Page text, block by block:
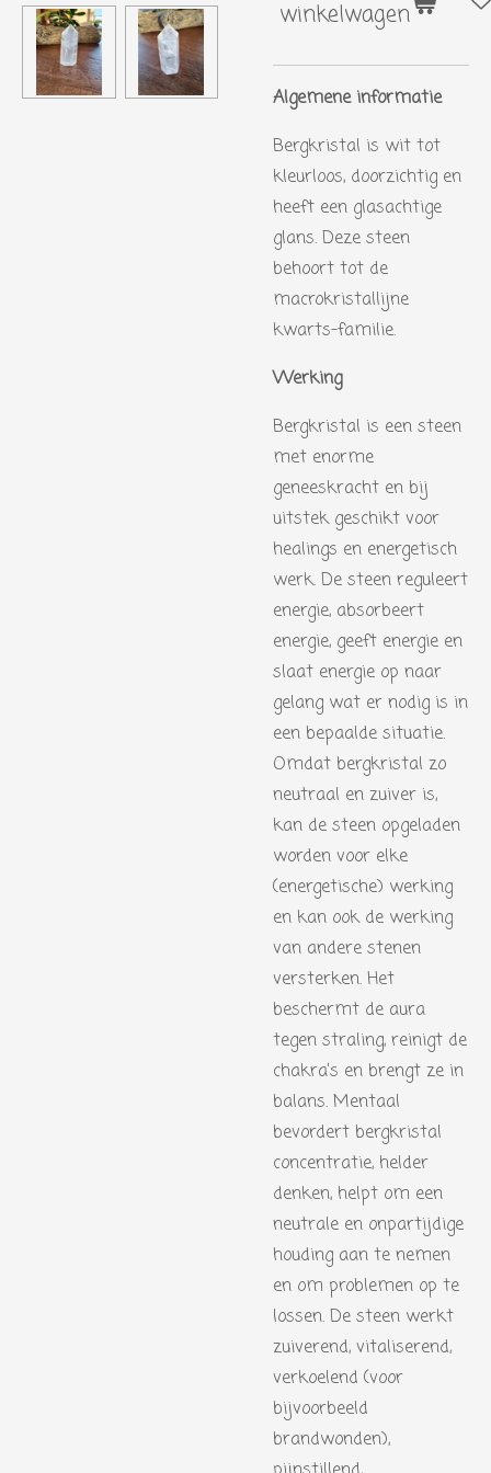
winkelwagen
Algemene informatie
Bergkristal is wit tot
kleurloos, doorzichtig en
heeft een glasachtige
glans. Deze steen
behoort tot de
macrokristallijne
kwarts-familie.
Werking
Bergkristal is een steen
met enorme
geneeskracht en bij
uitstek geschikt voor
healings en energetisch
werk. De steen reguleert
energie, absorbeert
energie, geeft energie en
slaat energie op naar
gelang wat er nodig is in
een bepaalde situatie.
Omdat bergkristal zo
neutraal en zuiver is,
kan de steen opgeladen
worden voor elke
(energetische) werking
en kan ook de werking
van andere stenen
versterken. Het
beschermt de aura
tegen straling, reinigt de
chakra’s en brengt ze in
balans. Mentaal
bevordert bergkristal
concentratie, helder
denken, helpt om een
neutrale en onpartijdige
houding aan te nemen
en om problemen op te
lossen. De steen werkt
zuiverend, vitaliserend,
verkoelend (voor
bijvoorbeeld
brandwonden),